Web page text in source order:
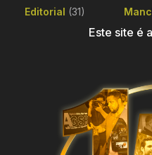
Editorial (31)
Este site é